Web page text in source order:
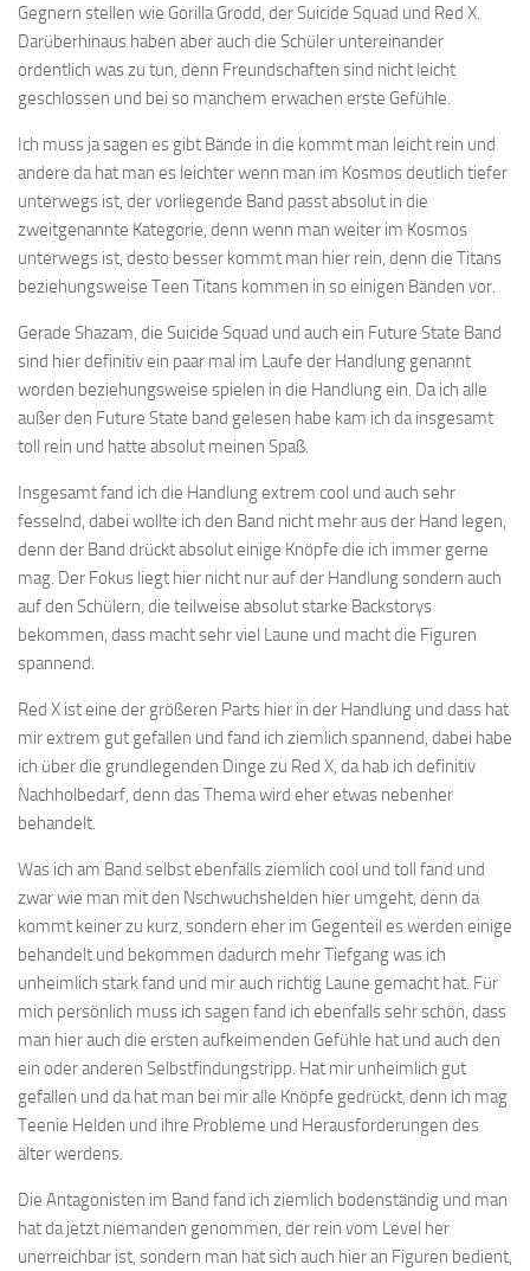
Gegnern stellen wie Gorilla Grodd, der Suicide Squad und Red X.
Darüberhinaus haben aber auch die Schüler untereinander
ordentlich was zu tun, denn Freundschaften sind nicht leicht
geschlossen und bei so manchem erwachen erste Gefühle.
Ich muss ja sagen es gibt Bände in die kommt man leicht rein und
andere da hat man es leichter wenn man im Kosmos deutlich tiefer
unterwegs ist, der vorliegende Band passt absolut in die
zweitgenannte Kategorie, denn wenn man weiter im Kosmos
unterwegs ist, desto besser kommt man hier rein, denn die Titans
beziehungsweise Teen Titans kommen in so einigen Bänden vor.
Gerade Shazam, die Suicide Squad und auch ein Future State Band
sind hier definitiv ein paar mal im Laufe der Handlung genannt
worden beziehungsweise spielen in die Handlung ein. Da ich alle
außer den Future State band gelesen habe kam ich da insgesamt
toll rein und hatte absolut meinen Spaß.
Insgesamt fand ich die Handlung extrem cool und auch sehr
fesselnd, dabei wollte ich den Band nicht mehr aus der Hand legen,
denn der Band drückt absolut einige Knöpfe die ich immer gerne
mag. Der Fokus liegt hier nicht nur auf der Handlung sondern auch
auf den Schülern, die teilweise absolut starke Backstorys
bekommen, dass macht sehr viel Laune und macht die Figuren
spannend.
Red X ist eine der größeren Parts hier in der Handlung und dass hat
mir extrem gut gefallen und fand ich ziemlich spannend, dabei habe
ich über die grundlegenden Dinge zu Red X, da hab ich definitiv
Nachholbedarf, denn das Thema wird eher etwas nebenher
behandelt.
Was ich am Band selbst ebenfalls ziemlich cool und toll fand und
zwar wie man mit den Nschwuchshelden hier umgeht, denn da
kommt keiner zu kurz, sondern eher im Gegenteil es werden einige
behandelt und bekommen dadurch mehr Tiefgang was ich
unheimlich stark fand und mir auch richtig Laune gemacht hat. Für
mich persönlich muss ich sagen fand ich ebenfalls sehr schön, dass
man hier auch die ersten aufkeimenden Gefühle hat und auch den
ein oder anderen Selbstfindungstripp. Hat mir unheimlich gut
gefallen und da hat man bei mir alle Knöpfe gedrückt, denn ich mag
Teenie Helden und ihre Probleme und Herausforderungen des
älter werdens.
Die Antagonisten im Band fand ich ziemlich bodenständig und man
hat da jetzt niemanden genommen, der rein vom Level her
unerreichbar ist, sondern man hat sich auch hier an Figuren bedient,